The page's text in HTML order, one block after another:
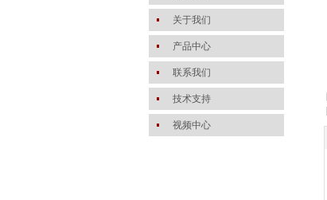
关于我们
产品中心
联系我们
技术支持
视频中心